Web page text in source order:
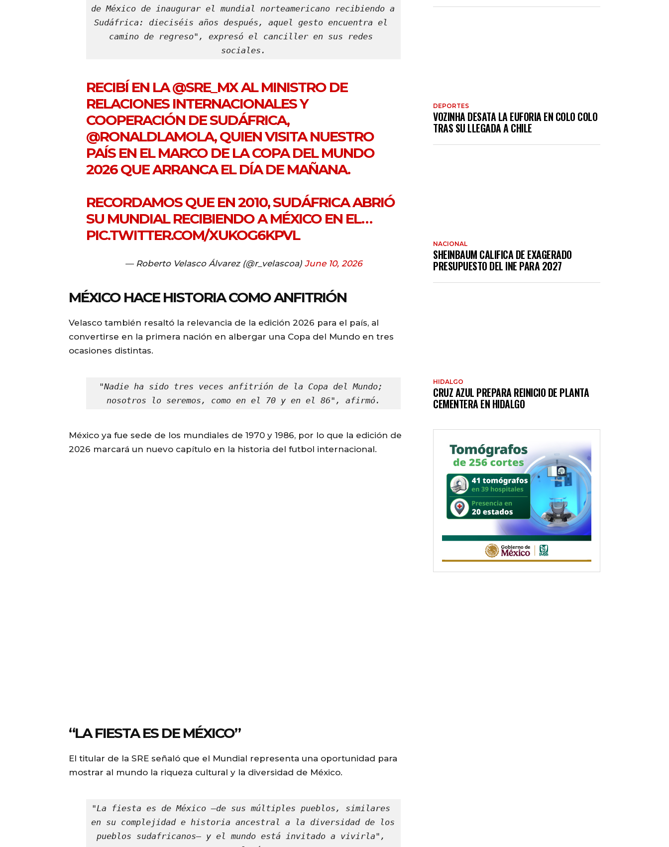
de México de inaugurar el mundial norteamericano recibiendo a
Sudáfrica: dieciséis años después, aquel gesto encuentra el
camino de regreso", expresó el canciller en sus redes
sociales.
RECIBÍ EN LA@SRE_MXAL MINISTRO DE
RELACIONES INTERNACIONALES Y
COOPERACIÓN DE SUDÁFRICA,
@RONALDLAMOLA, QUIEN VISITA NUESTRO
PAÍS EN EL MARCO DE LA COPA DEL MUNDO
2026 QUE ARRANCA EL DÍA DE MAÑANA.
RECORDAMOS QUE EN 2010, SUDÁFRICA ABRIÓ
SU MUNDIAL RECIBIENDO A MÉXICO EN EL…
PIC.TWITTER.COM/XUKOG6KPVL
— Roberto Velasco Álvarez (@r_velascoa) June 10, 2026
MÉXICO HACE HISTORIA COMO ANFITRIÓN
Velasco también resaltó la relevancia de la edición 2026 para el país, al
convertirse en la primera nación en albergar una Copa del Mundo en tres
ocasiones distintas.
"Nadie ha sido tres veces anfitrión de la Copa del Mundo;
nosotros lo seremos, como en el 70 y en el 86", afirmó.
México ya fue sede de los mundiales de 1970 y 1986, por lo que la edición de
2026 marcará un nuevo capítulo en la historia del futbol internacional.
“LA FIESTA ES DE MÉXICO”
El titular de la SRE señaló que el Mundial representa una oportunidad para
mostrar al mundo la riqueza cultural y la diversidad de México.
"La fiesta es de México —de sus múltiples pueblos, similares
en su complejidad e historia ancestral a la diversidad de los
pueblos sudafricanos— y el mundo está invitado a vivirla",
DEPORTES
VOZINHA DESATA LA EUFORIA EN COLO COLO
TRAS SU LLEGADA A CHILE
NACIONAL
SHEINBAUM CALIFICA DE EXAGERADO
PRESUPUESTO DEL INE PARA 2027
HIDALGO
CRUZ AZUL PREPARA REINICIO DE PLANTA
CEMENTERA EN HIDALGO